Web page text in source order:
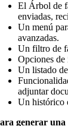
El Árbol de
enviadas,
Un menú
avanzadas.
Un filtro de
Opciones de
Un listado
adjuntar
Un histórico
generar